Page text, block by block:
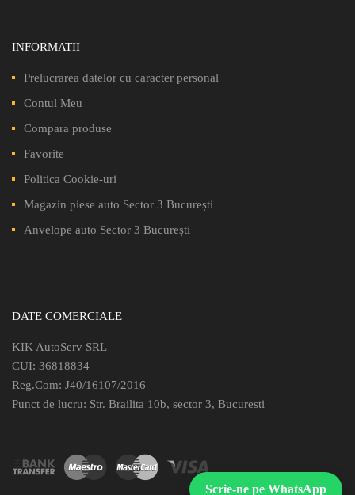
INFORMATII
Prelucrarea datelor cu caracter personal
Contul Meu
Compara produse
Favorite
Politica Cookie-uri
Magazin piese auto Sector 3 București
Anvelope auto Sector 3 București
DATE COMERCIALE
KIK AutoServ SRL
CUI: 36818834
Reg.Com: J40/16107/2016
Punct de lucru: Str. Brailita 10b, sector 3, Bucuresti
Scrie-ne pe WhatsApp